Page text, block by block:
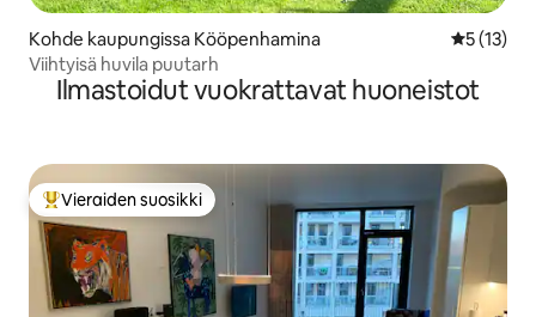
Kohde kaupungissa Kööpenhamina
5 (13)
Viihtyisä huvila puutarh
Ilmastoidut vuokrattavat huoneistot
Vieraiden suosikkien parhaimmistoa
Vieraiden suosikki